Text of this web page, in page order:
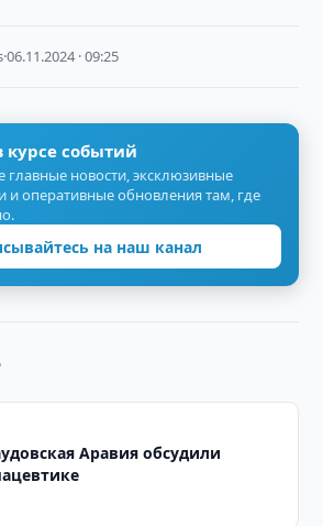
·06.11.2024 · 09:25
курсе событий
главные новости, эксклюзивные
и оперативные обновления там, где
на наш канал
Аравия обсудили